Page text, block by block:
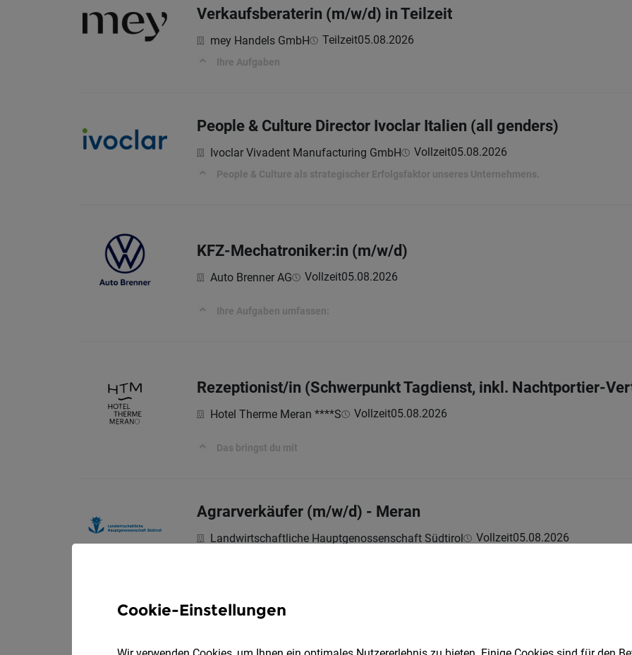
Verkaufsberaterin (m/w/d) in Teilzeit
mey Handels GmbH Teilzeit05.08.2026
Ihre Aufgaben
People & Culture Director Ivoclar Italien (all genders)
Ivoclar Vivadent Manufacturing GmbH Vollzeit05.08.2026
People & Culture als strategischer Erfolgsfaktor unseres Unternehmens.
KFZ-Mechatroniker:in (m/w/d)
Auto Brenner AG Vollzeit05.08.2026
Ihre Aufgaben umfassen:
Rezeptionist/in (Schwerpunkt Tagdienst, inkl. Nachtportier-
Hotel Therme Meran ****S Vollzeit05.08.2026
Das bringst du mit
Agrarverkäufer (m/w/d) - Meran
Landwirtschaftliche Hauptgenossenschaft Südtirol Vollzeit05.08.2026
Mitarbeiter für die Energiezentrale (m/w/d)
Hans Zipperle AG Vollzeit05.08.2026
Cookie-Einstellungen